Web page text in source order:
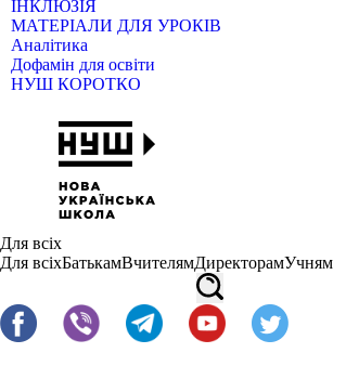
ІНКЛЮЗІЯ
МАТЕРІАЛИ ДЛЯ УРОКІВ
Аналітика
Дофамін для освіти
НУШ КОРОТКО
Для всіх
Для всіхБатькамВчителямДиректорамУчням